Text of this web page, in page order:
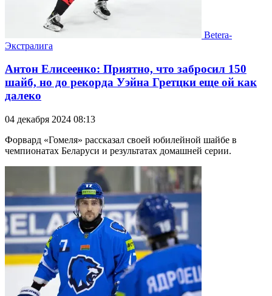
Betera-
Экстралига
Антон Елисеенко: Приятно, что забросил 150
шайб, но до рекорда Уэйна Гретцки еще ой как
далеко
04 декабря 2024 08:13
Форвард «Гомеля» рассказал своей юбилейной шайбе в
чемпионатах Беларуси и результатах домашней серии.